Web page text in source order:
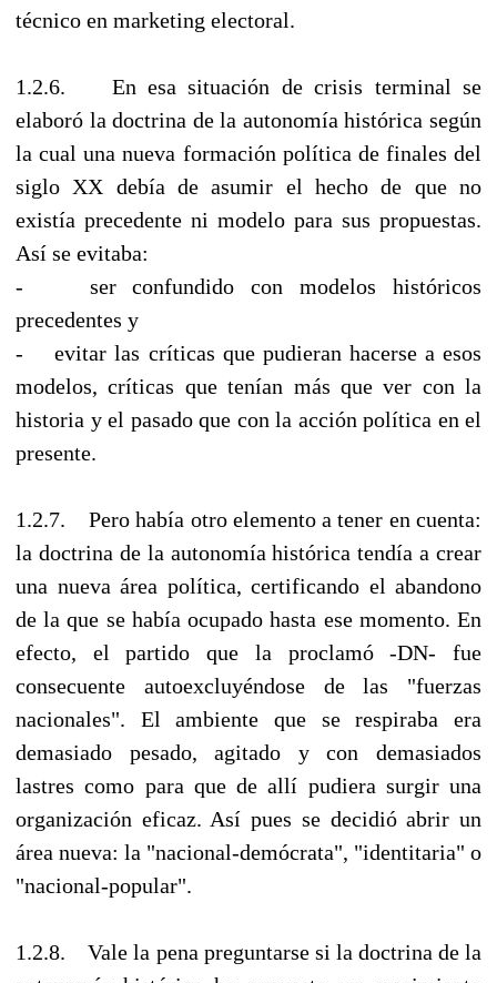
técnico en marketing electoral.
1.2.6. En esa situación de crisis terminal se
elaboró la doctrina de la autonomía histórica según
la cual una nueva formación política de finales del
siglo XX debía de asumir el hecho de que no
existía precedente ni modelo para sus propuestas.
Así se evitaba:
- ser confundido con modelos históricos
precedentes y
- evitar las críticas que pudieran hacerse a esos
modelos, críticas que tenían más que ver con la
historia y el pasado que con la acción política en el
presente.
1.2.7. Pero había otro elemento a tener en cuenta:
la doctrina de la autonomía histórica tendía a crear
una nueva área política, certificando el abandono
de la que se había ocupado hasta ese momento. En
efecto, el partido que la proclamó -DN- fue
consecuente autoexcluyéndose de las "fuerzas
nacionales". El ambiente que se respiraba era
demasiado pesado, agitado y con demasiados
lastres como para que de allí pudiera surgir una
organización eficaz. Así pues se decidió abrir un
área nueva: la "nacional-demócrata", "identitaria" o
"nacional-popular".
1.2.8. Vale la pena preguntarse si la doctrina de la